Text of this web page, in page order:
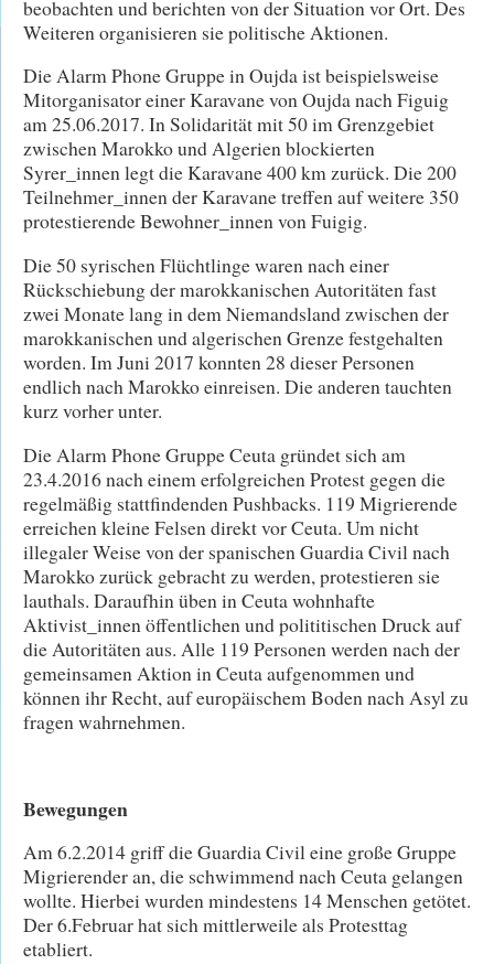
beobachten und berichten von der Situation vor Ort. Des
Weiteren organisieren sie politische Aktionen.
Die Alarm Phone Gruppe in Oujda ist beispielsweise
Mitorganisator einer Karavane von Oujda nach Figuig
am 25.06.2017. In Solidarität mit 50 im Grenzgebiet
zwischen Marokko und Algerien blockierten
Syrer_innen legt die Karavane 400 km zurück. Die 200
Teilnehmer_innen der Karavane treffen auf weitere 350
protestierende Bewohner_innen von Fuigig.
Die 50 syrischen Flüchtlinge waren nach einer
Rückschiebung der marokkanischen Autoritäten fast
zwei Monate lang in dem Niemandsland zwischen der
marokkanischen und algerischen Grenze festgehalten
worden. Im Juni 2017 konnten 28 dieser Personen
endlich nach Marokko einreisen. Die anderen tauchten
kurz vorher unter.
Die Alarm Phone Gruppe Ceuta gründet sich am
23.4.2016 nach einem erfolgreichen Protest gegen die
regelmäßig stattfindenden Pushbacks. 119 Migrierende
erreichen kleine Felsen direkt vor Ceuta. Um nicht
illegaler Weise von der spanischen Guardia Civil nach
Marokko zurück gebracht zu werden, protestieren sie
lauthals. Daraufhin üben in Ceuta wohnhafte
Aktivist_innen öffentlichen und polititischen Druck auf
die Autoritäten aus. Alle 119 Personen werden nach der
gemeinsamen Aktion in Ceuta aufgenommen und
können ihr Recht, auf europäischem Boden nach Asyl zu
fragen wahrnehmen.
Bewegungen
Am 6.2.2014 griff die Guardia Civil eine große Gruppe
Migrierender an, die schwimmend nach Ceuta gelangen
wollte. Hierbei wurden mindestens 14 Menschen getötet.
Der 6.Februar hat sich mittlerweile als Protesttag
etabliert.